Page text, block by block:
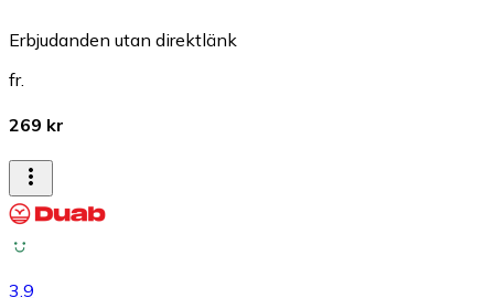
Erbjudanden utan direktlänk
fr.
269 kr
3.9